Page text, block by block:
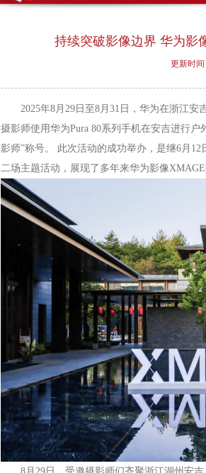
持续突破影像边界 华为影
更新时间
2025年8月29日至8月31日，华为在浙江安
摄影师使用华为Pura 80系列手机在安吉进行
影师”称号。 此次活动的成功举办，是继6月12
二场主题活动，展现了多年来华为影像